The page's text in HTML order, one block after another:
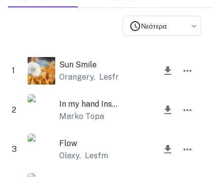
Νεότερα
1
Sun Smile
Orangery, Lesfm
2
In my hand Instrumental
Marko Topa
3
Flow
Olexy, Lesfm